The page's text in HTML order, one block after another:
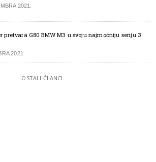
2021.
pretvara G80 BMW M3 u svoju najmoćniju seriju 3
2021.
OSTALI ČLANCI